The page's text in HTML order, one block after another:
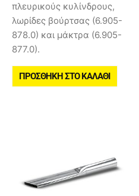
πλευρικούς κυλίνδρους,
λωρίδες βούρτσας (6.905-
878.0) και μάκτρα (6.905-
877.0).
ΠΡΟΣΘΉΚΗ ΣΤΟ ΚΑΛΆΘΙ